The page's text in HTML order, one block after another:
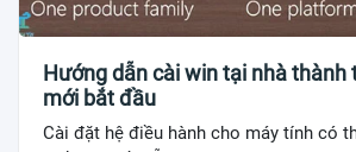
Hướng dẫn cài win tại nhà thành
mới bắt đầu
Cài đặt hệ điều hành cho máy tính có